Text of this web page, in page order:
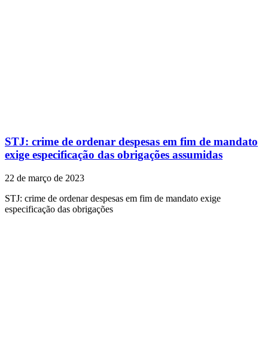
STJ: crime de ordenar despesas em fim de mandato
exige especificação das obrigações assumidas
22 de março de 2023
STJ: crime de ordenar despesas em fim de mandato exige
especificação das obrigações